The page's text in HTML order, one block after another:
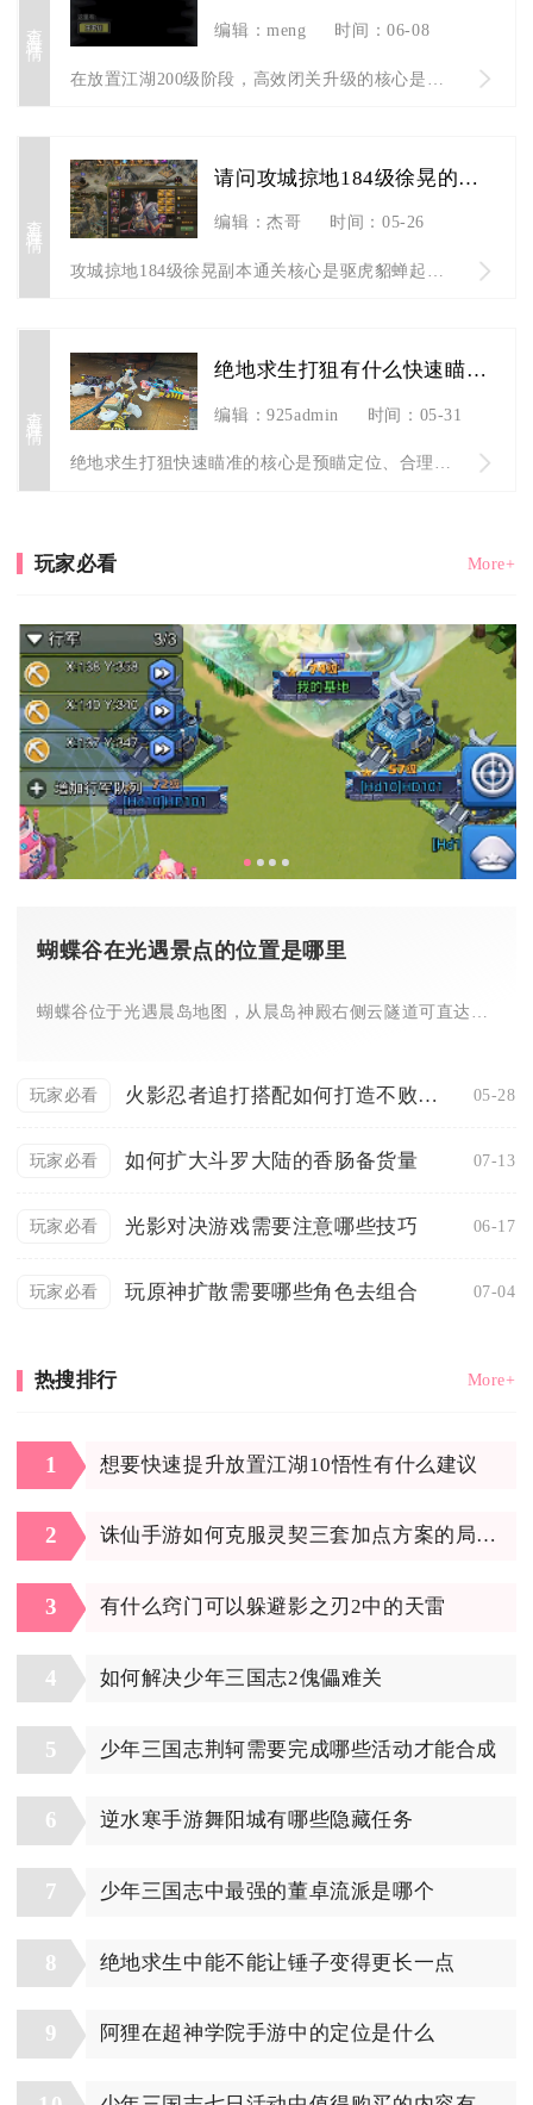
查看详情 编辑：meng 时间：06-08
查看详情
请问攻城掠地184级徐晃的过关技巧是什么
编辑：杰哥 时间：05-26
查看详情
绝地求生打狙有什么快速瞄准的技巧
编辑：925admin 时间：05-31
玩家必看 More+
蝴蝶谷在光遇景点的位置是哪里
玩家必看 火影忍者追打搭配如何打造不败阵容 05-28
玩家必看 如何扩大斗罗大陆的香肠备货量 07-13
玩家必看 光影对决游戏需要注意哪些技巧 06-17
玩家必看 玩原神扩散需要哪些角色去组合 07-04
热搜排行 More+
1 想要快速提升放置江湖10悟性有什么建议
2 诛仙手游如何克服灵契三套加点方案的局限性
3 有什么窍门可以躲避影之刃2中的天雷
4 如何解决少年三国志2傀儡难关
5 少年三国志荆轲需要完成哪些活动才能合成
6 逆水寒手游舞阳城有哪些隐藏任务
7 少年三国志中最强的董卓流派是哪个
8 绝地求生中能不能让锤子变得更长一点
9 阿狸在超神学院手游中的定位是什么